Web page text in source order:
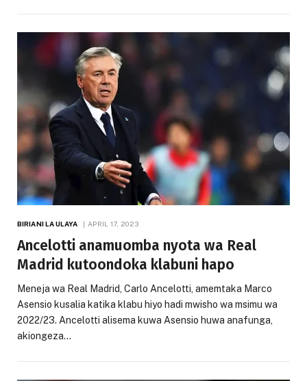
BIRIANI LA ULAYA APRIL 17, 2023
Ancelotti anamuomba nyota wa Real
Madrid kutoondoka klabuni hapo
Meneja wa Real Madrid, Carlo Ancelotti, amemtaka Marco
Asensio kusalia katika klabu hiyo hadi mwisho wa msimu wa
2022/23. Ancelotti alisema kuwa Asensio huwa anafunga,
akiongeza…